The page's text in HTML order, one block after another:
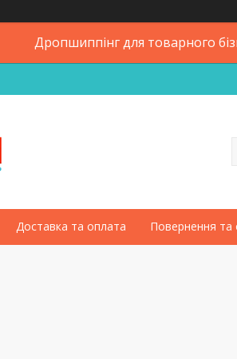
Дропшиппінг для товарного
Доставка та оплата Повернення та